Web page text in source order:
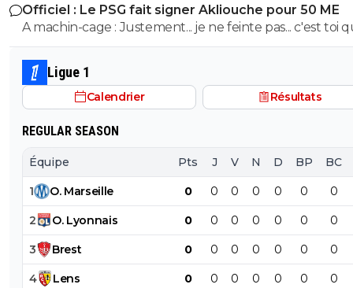
Officiel : Le PSG fait signer Akliouche pour 50 ME
A machin-cage : Justement... je ne feinte pas... c'est toi qui ne
comprends pas les mots et qui les manipule. ^^
Ligue 1
Calendrier Résultats
REGULAR SEASON
Équipe Pts J V N D BP BC
1 O. Marseille 0 0 0 0 0 0 0
2 O. Lyonnais 0 0 0 0 0 0 0
3 Brest 0 0 0 0 0 0 0
4 Lens 0 0 0 0 0 0 0